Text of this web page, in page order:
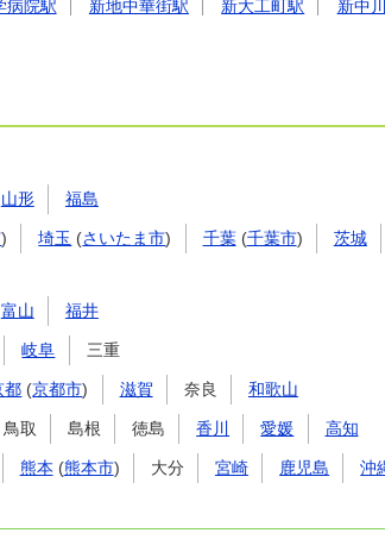
病院駅 新地中華街駅 新大工町駅
新中
山形 福島
) 埼玉 (さいたま市) 千葉(千葉市) 茨城
富山 福井
岐阜 三重
都 (京都市) 滋賀 奈良 和歌山
鳥取 島根 徳島 香川 愛媛 高知
熊本 (熊本市) 大分 宮崎 鹿児島 沖